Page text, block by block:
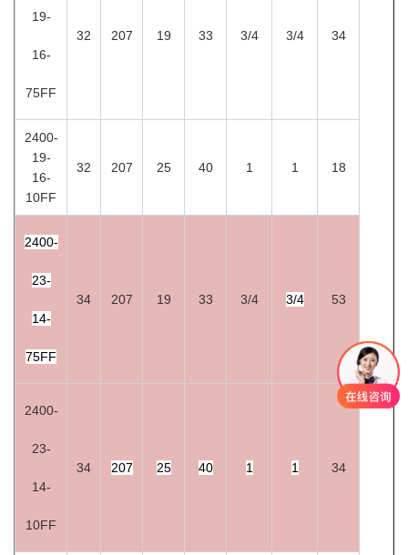
19-
16-
75FF
32 207 19 33 3/4 3/4 34
2400-
19-
16-
10FF
32 207 25 40 1 1 18
2400-
23-
14-
75FF
34 207 19 33 3/4 3/4 53
2400-
23-
14-
10FF
34 207 25 40 1 1 34